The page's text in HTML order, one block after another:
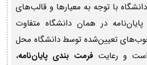
با توجه به معیارها و قالب‌های
در همان دانشگاه متفاوت
تعیین‌شده توسط دانشگاه محل
و رعایت فرمت بندی پایان‌نامه،